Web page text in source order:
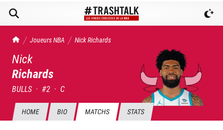
TrashTalk Actu NBA
Joueurs NBA NickRichards
Nick
Richards
BULLS · #2 · C
HOME BIO MATCHS STATS